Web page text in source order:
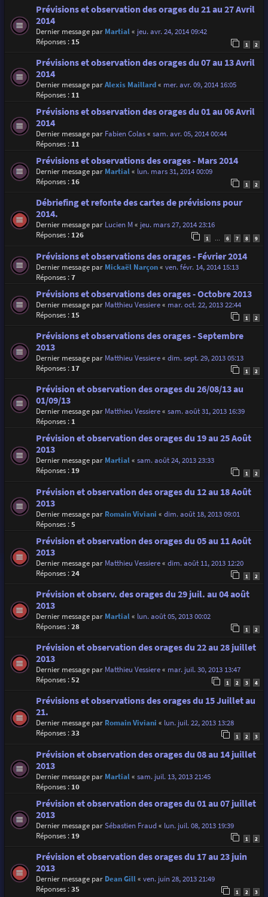
Prévisions et observation des orages du 21 au 27 Avril
2014
Dernier message par Martial« jeu. avr. 24, 2014 09:42
Réponses : 15 1 2
Prévisions et observation des orages du 07 au 13 Avril
2014
Dernier message parAlexis Maillard« mer. avr. 09, 2014 16:05
Réponses : 11
Prévisions et observation des orages du 01 au 06 Avril
2014
Dernier message par Fabien Colas« sam. avr. 05, 2014 00:44
Réponses : 11
Prévisions et observations des orages - Mars 2014
Dernier message par Martial« lun. mars 31, 2014 00:09
Réponses : 16 1 2
Débriefing et refonte des cartes de prévisions pour
2014.
Dernier message par Lucien M« jeu. mars 27, 2014 23:16
Réponses : 126 1 6 7 8 9
Prévisions et observations des orages - Février 2014
Dernier message par Mickaël Narçon« ven. févr. 14, 2014 15:13
Réponses :7
Prévisions et observations des orages - Octobre 2013
Dernier message par Matthieu Vessiere« mar. oct. 22, 2013 22:44
Réponses : 15 1 2
Prévisions et observations des orages - Septembre
2013
Dernier message par Matthieu Vessiere« dim. sept. 29, 2013 05:13
Réponses : 17 1 2
Prévision et observation des orages du 26/08/13 au
01/09/13
Dernier message par Matthieu Vessiere« sam. août 31, 2013 16:39
Réponses : 1
Prévision et observation des orages du 19 au 25 Août
2013
Dernier message par Martial« sam. août 24, 2013 23:33
Réponses : 19 1 2
Prévision et observation des orages du 12 au 18 Août
2013
Dernier message par Romain Viviani « dim. août 18, 2013 09:01
Réponses :5
Prévision et observation des orages du 05 au 11 Août
2013
Dernier message par Matthieu Vessiere« dim. août 11, 2013 12:20
Réponses :24 1 2
Prévision et observ. des orages du 29 juil. au 04 août
2013
Dernier message par Martial« lun. août 05, 2013 00:02
Réponses :28 1 2
Prévision et observation des orages du 22 au 28 juillet
2013
Dernier message par Matthieu Vessiere« mar. juil. 30, 2013 13:47
Réponses :52 1 2 3 4
Prévisions et observations des orages du 15 Juillet au
21.
Dernier message par Romain Viviani « lun. juil. 22, 2013 13:28
Réponses :33 1 2 3
Prévision et observation des orages du 08 au 14 juillet
2013
Dernier message par Martial« sam. juil. 13, 2013 21:45
Réponses : 10
Prévision et observation des orages du 01 au 07 juillet
2013
Dernier message parSébastien Fraud« lun. juil. 08, 2013 19:39
Réponses : 19 1 2
Prévision et observation des orages du 17 au 23 juin
2013
Dernier message par Dean Gill« ven. juin 28, 2013 21:49
Réponses :35 1 2 3